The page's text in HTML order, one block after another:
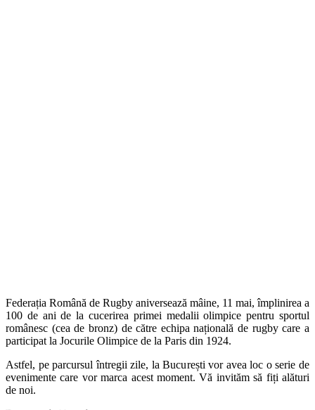
Federația Română de Rugby aniversează mâine, 11 mai, împlinirea a
100 de ani de la cucerirea primei medalii olimpice pentru sportul
românesc (cea de bronz) de către echipa națională de rugby care a
participat la Jocurile Olimpice de la Paris din 1924.
Astfel, pe parcursul întregii zile, la București vor avea loc o serie de
evenimente care vor marca acest moment. Vă invităm să fiți alături
de noi.